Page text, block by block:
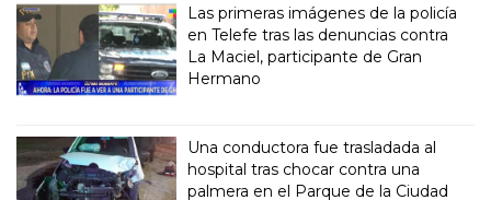
Las primeras imágenes de la policía
en Telefe tras las denuncias contra
La Maciel, participante de Gran
Hermano
Una conductora fue trasladada al
hospital tras chocar contra una
palmera en el Parque de la Ciudad